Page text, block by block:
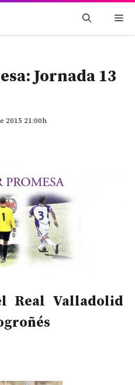
Jornada 13
2015 21:00h
Real Valladolid